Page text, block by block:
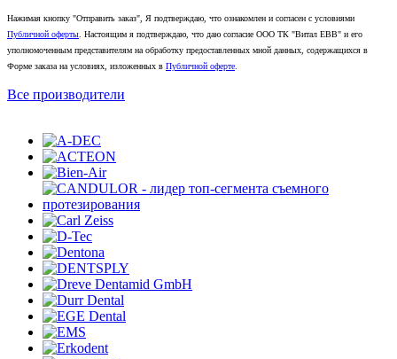
Нажимая кнопку "Отправить заказ", Я подтверждаю, что ознакомлен и согласен с условиями
Публичной оферты. Настоящим я подтверждаю, что даю согласие ООО ТК "Витал ЕВВ" и его
уполномоченным представителям на обработку предоставленных мной данных, содержащихся в
Форме заказа на условиях, изложенных в Публичной оферте.
Все производители